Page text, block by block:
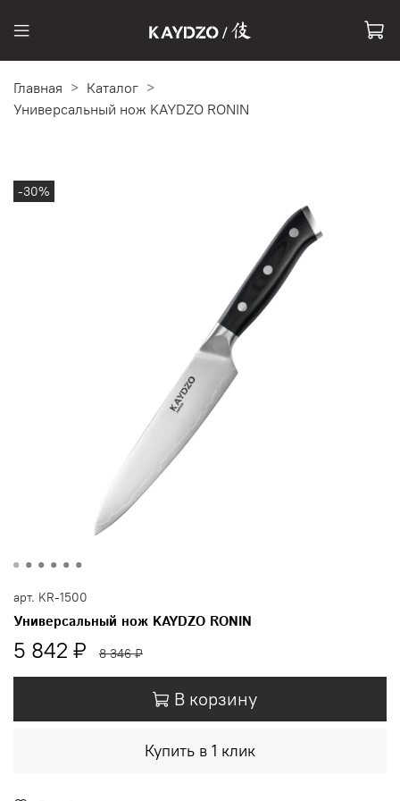
Главная
Каталог
Универсальный нож KAYDZO RONIN
-30%
арт. KR-1500
Универсальный нож KAYDZO RONIN
5 842 ₽ 8 346 ₽
В корзину
Купить в 1 клик